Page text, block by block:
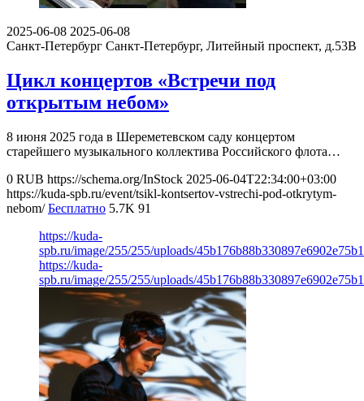
2025-06-08 2025-06-08
Санкт-Петербург Санкт-Петербург, Литейный проспект, д.53В
Цикл концертов «Встречи под
открытым небом»
8 июня 2025 года в Шереметевском саду концертом
старейшего музыкального коллектива Российского флота…
0 RUB https://schema.org/InStock 2025-06-04T22:34:00+03:00
https://kuda-spb.ru/event/tsikl-kontsertov-vstrechi-pod-otkrytym-
nebom/ Бесплатно 5.7K 91
https://kuda-
spb.ru/image/255/255/uploads/
https://kuda-
spb.ru/image/255/255/uploads/